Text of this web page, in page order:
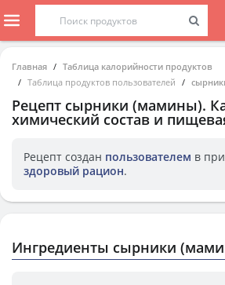
Главная
Таблица калорийности продуктов
Таблица продуктов пользователей
Рецепт сырники (мамины).
химический состав и
Рецепт создан пользователем в
здоровый рацион.
Ингредиенты сырники